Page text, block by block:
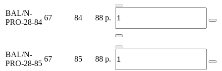
BAL/N-
PRO-28-84
67 84 88 р.
BAL/N-
PRO-28-85
67 85 88 р.